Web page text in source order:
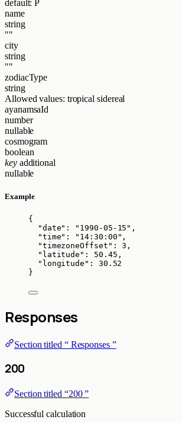
default: P
name
string
""
city
string
""
zodiacType
string
Allowed values: tropicalsidereal
ayanamsaId
number
nullable
cosmogram
boolean
key additional
nullable
Example
{
"date" : " 1990-05-15 " ,
"time" : " 14:30:00 " ,
"timezoneOffset" : 3 ,
"latitude" : 50.45 ,
"longitude" : 30.52
}
Responses
Section titled “ Responses ”
200
Section titled “200 ”
Successful calculation